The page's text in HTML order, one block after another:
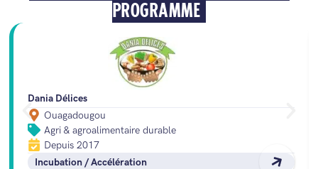
PROGRAMME
Dania Délices
Ouagadougou
Agri & agroalimentaire durable
Depuis 2017
Incubation / Accélération